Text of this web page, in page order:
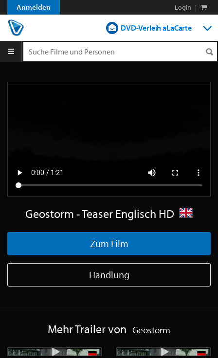
Anmelden Login |
DVD-Verleih aLaCarte
Geostorm - Teaser Englisch HD
Zum Film
Handlung
Mehr Trailer von Geostorm